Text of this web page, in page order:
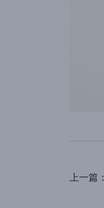
上一篇：